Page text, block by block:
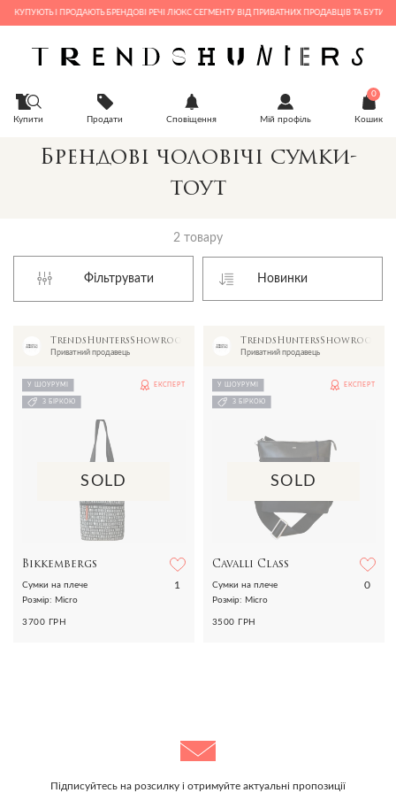
І ПРОДАЮТЬ БРЕНДОВІ РЕЧІ ЛЮКС СЕГМЕНТУ ВІД ПРИВАТНИХ ПРОДАВЦІВ ТА БУТИКІВ
Купити Продати Сповіщення Мій профіль
0
Кошик
Брендові чоловічі сумки-
тоут
2 товару
Фільтрувати
TrendsHuntersShowroom
Приватний продавець
У ШОУРУМІ
З БІРКОЮ
ЕКСПЕРТ
SOLD
Bikkembergs
1
Сумки на плече
Розмір: Micro
3700 ГРН
TrendsHuntersShowroom
Приватний продавець
У ШОУРУМІ
З БІРКОЮ
ЕКСПЕРТ
SOLD
Cavalli Class
0
Сумки на плече
Розмір: Micro
3500 ГРН
Підписуйтесь на розсилку і отримуйте актуальні пропозиції